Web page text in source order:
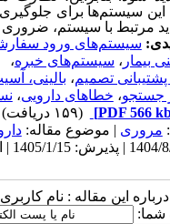
این سیستم‌ها برای جلوگیری
مرتبط با سیستم، ضروری
سیستم‌های ورود
بیمار، سیستم‌های خبره ،
تصمیم،بالینی،
،خطاهای دارویی،
| موضوع مقاله:
دریافت: 1404/8/17 |
این مقاله : نام کاربری
شما: